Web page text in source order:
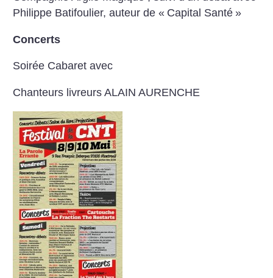
Philippe Batifoulier, auteur de « Capital Santé »
Concerts
Soirée Cabaret avec
Chanteurs livreurs ALAIN AURENCHE